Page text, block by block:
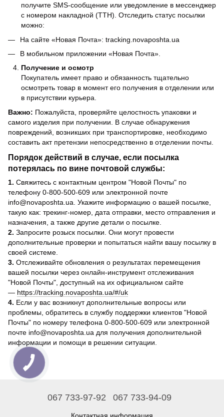
получите SMS-сообщение или уведомление в мессенджер
с номером накладной (ТТН). Отследить статус посылки
можно:
На сайте «Новая Почта»: tracking.novaposhta.ua
В мобильном приложении «Новая Почта».
Получение и осмотр
Покупатель имеет право и обязанность тщательно
осмотреть товар в момент его получения в отделении или
в присутствии курьера.
Важно: Пожалуйста, проверяйте целостность упаковки и
самого изделия при получении. В случае обнаружения
повреждений, возникших при транспортировке, необходимо
составить акт претензии непосредственно в отделении почты.
Порядок действий в случае, если посылка
потерялась по вине почтовой службы:
1. Свяжитесь с контактным центром "Новой Почты" по
телефону 0-800-500-609 или электронной почте
info@novaposhta.ua. Укажите информацию о вашей посылке,
такую как: трекинг-номер, дата отправки, место отправления и
назначения, а также другие детали о посылке.
2. Запросите розыск посылки. Они могут провести
дополнительные проверки и попытаться найти вашу посылку в
своей системе.
3. Отслеживайте обновления о результатах перемещения
вашей посылки через онлайн-инструмент отслеживания
"Новой Почты", доступный на их официальном сайте
— https://tracking.novaposhta.ua/#/uk
4. Если у вас возникнут дополнительные вопросы или
проблемы, обратитесь в службу поддержки клиентов "Новой
Почты" по номеру телефона 0-800-500-609 или электронной
почте info@novaposhta.ua для получения дополнительной
информации и помощи в решении ситуации.
067 733-97-92 067 733-94-09